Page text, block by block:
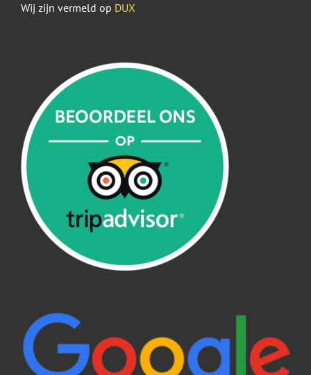
Wij zijn vermeld op DUX